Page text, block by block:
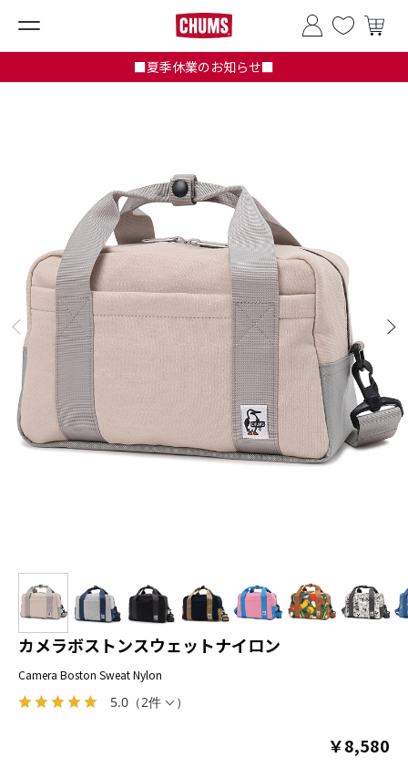
■夏季休業のお知らせ■
5.0 （2件 ）
カメラボストンスウェットナイロン
Camera Boston Sweat Nylon
￥8,580